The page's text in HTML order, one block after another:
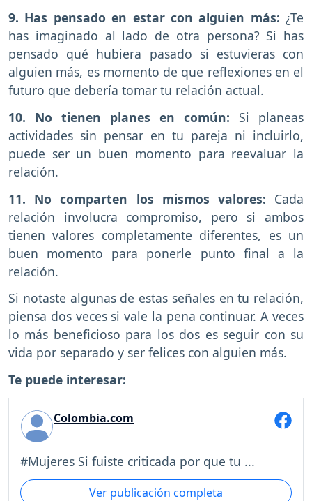
9. Has pensado en estar con alguien más: ¿Te
has imaginado al lado de otra persona? Si has
pensado qué hubiera pasado si estuvieras con
alguien más, es momento de que reflexiones en el
futuro que debería tomar tu relación actual.
10. No tienen planes en común: Si planeas
actividades sin pensar en tu pareja ni incluirlo,
puede ser un buen momento para reevaluar la
relación.
11. No comparten los mismos valores: Cada
relación involucra compromiso, pero si ambos
tienen valores completamente diferentes, es un
buen momento para ponerle punto final a la
relación.
Si notaste algunas de estas señales en tu relación,
piensa dos veces si vale la pena continuar. A veces
lo más beneficioso para los dos es seguir con su
vida por separado y ser felices con alguien más.
Te puede interesar:
Colombia.com
#Mujeres Si fuiste criticada por que tu ...
Ver publicación completa